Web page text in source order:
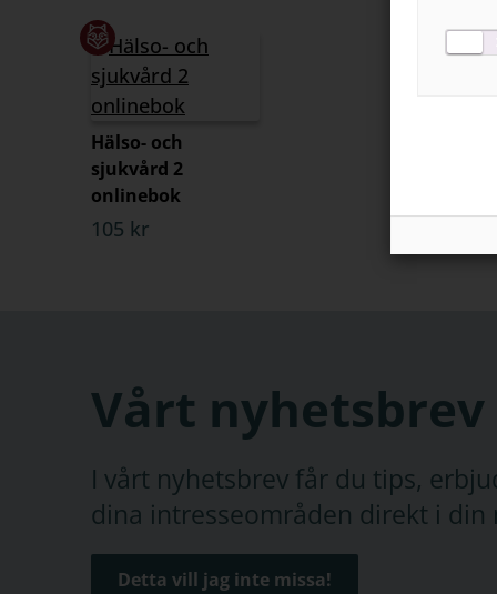
Hälso- och
sjukvård 2
onlinebok
105 kr
Vårt nyhetsbrev
I vårt nyhetsbrev får du tips,
dina intresseområden direkt i din
Detta vill jag inte missa!